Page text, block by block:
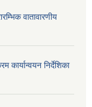
वातावारणीय
कार्यान्वयन निर्देशिका